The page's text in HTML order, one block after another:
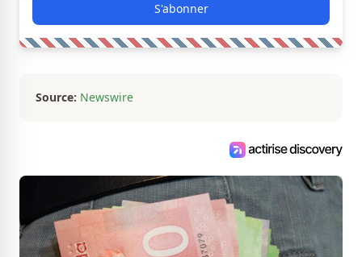
S'abonner
Source: Newswire